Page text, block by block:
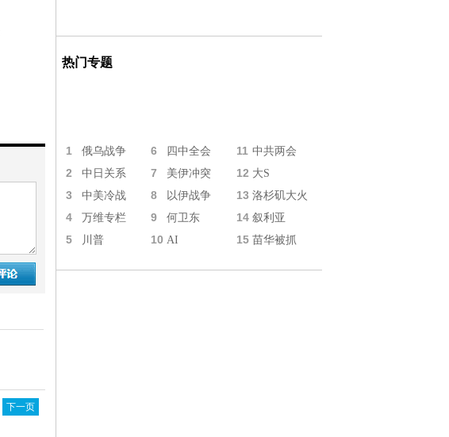
下一页
热门专题
1 俄乌战争 6 四中全会 11 中共两会
2 中日关系 7 美伊冲突 12 大S
3 中美冷战 8 以伊战争 13 洛杉矶大火
4 万维专栏 9 何卫东 14 叙利亚
5 川普 10 AI 15 苗华被抓